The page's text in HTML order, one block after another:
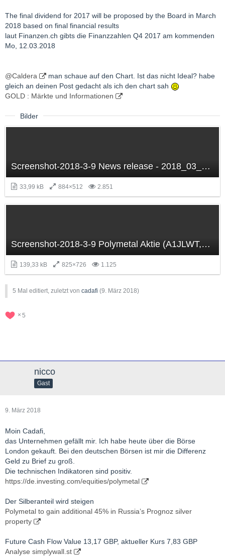
The final dividend for 2017 will be proposed by the Board in March
2018 based on final financial results
laut Finanzen.ch gibts die Finanzzahlen Q4 2017 am kommenden
Mo, 12.03.2018
@Caldera
man schaue auf den Chart. Ist das nicht Ideal? habe
gleich an deinen Post gedacht als ich den chart sah
GOLD : Märkte und Informationen
Bilder
Screenshot-2018-3-9 News release - 2018_03_05_RR_Exploration_2017_eng_f pdf(1).png
33,99 kB 884×512 2.851
Screenshot-2018-3-9 Polymetal Aktie (A1JLWT,JE00B6T5S470).png
139,33 kB 825×726 1.125
5 Mal editiert, zuletzt von cadafi (9. März 2018)
5
nicco
Gast
9. März 2018
Moin Cadafi,
das Unternehmen gefällt mir. Ich habe heute über die Börse
London gekauft. Bei den deutschen Börsen ist mir die Differenz
Geld zu Brief zu groß.
Die technischen Indikatoren sind positiv.
https://de.investing.com/equities/polymetal
Der Silberanteil wird steigen
Polymetal to gain additional 45% in Russia’s Prognoz silver
property
Future Cash Flow Value 13,17 GBP, aktueller Kurs 7,83 GBP
Analyse simplywall.st